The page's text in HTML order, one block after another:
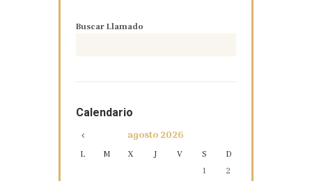
Buscar Llamado
Calendario
agosto2026
L M X J V S
D
1
2